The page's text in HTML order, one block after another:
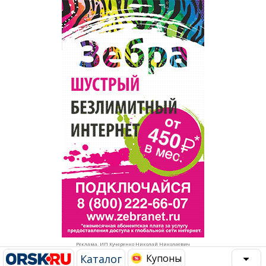
Реклама. ИП Кучеренко Николай Николаевич
Каталог Купоны
Рестораны, кафе, бары
Развлечения и отдых
Спорт Фитнес
Недвижимость
Красота Косметология
Торговля
Бизнес и финансы
Юристы, Экспертиза, Страхование
Ремонт
Социальные организации
Это интересно
Администрация
Популярное →